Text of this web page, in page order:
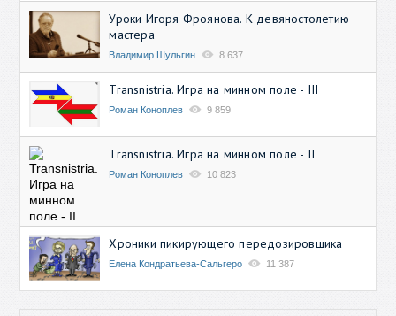
Уроки Игоря Фроянова. К девяностолетию
мастера
Владимир Шульгин 8 637
Transnistria. Игра на минном поле - III
Роман Коноплев 9 859
Transnistria. Игра на минном поле - II
Роман Коноплев 10 823
Хроники пикирующего передозировщика
Елена Кондратьева-Сальгеро 11 387